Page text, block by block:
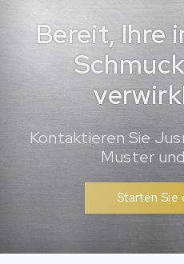
Bereit, Ihre
Kontaktieren Sie
Muster
Starten Sie